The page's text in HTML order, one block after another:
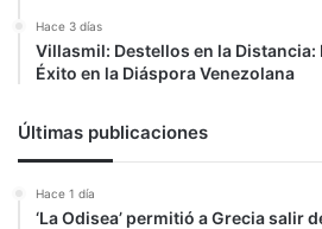
Hace 3 días
Villasmil: Destellos en la
Éxito en la Diáspora Venezolana
Últimas publicaciones
Hace 1 día
‘La Odisea’ permitió a Grecia salir